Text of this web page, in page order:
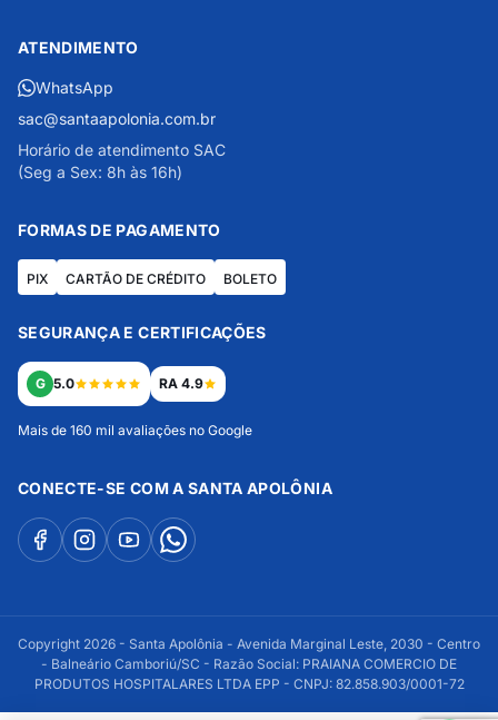
ATENDIMENTO
WhatsApp
sac@santaapolonia.com.br
Horário de atendimento SAC
(Seg a Sex: 8h às 16h)
FORMAS DE PAGAMENTO
PIX CARTÃO DE CRÉDITO BOLETO
SEGURANÇA E CERTIFICAÇÕES
G 5.0 RA 4.9
Mais de 160 mil avaliações no Google
CONECTE-SE COM A SANTA APOLÔNIA
Copyright 2026 - Santa Apolônia - Avenida Marginal Leste, 2030 - Centro
- Balneário Camboriú/SC - Razão Social: PRAIANA COMERCIO DE
PRODUTOS HOSPITALARES LTDA EPP - CNPJ: 82.858.903/0001-72